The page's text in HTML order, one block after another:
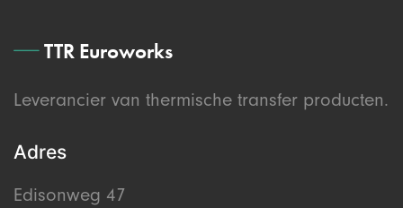
TTR Euroworks
Leverancier van thermische transfer producten.
Adres
Edisonweg 47